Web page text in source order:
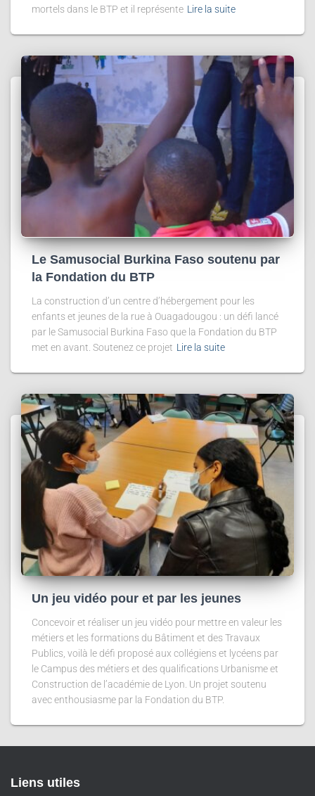
mortels dans le BTP et il représente Lire la suite
Le Samusocial Burkina Faso soutenu par
la Fondation du BTP
La construction d’un centre d’hébergement pour les
enfants et jeunes de la rue à Ouagadougou : un défi lancé
par le Samusocial Burkina Faso que la Fondation du BTP
met en avant. Soutenez ce projet Lire la suite
Un jeu vidéo pour et par les jeunes
Concevoir et réaliser un jeu vidéo pour mettre en valeur les
métiers et les formations du Bâtiment et des Travaux
Publics, voilà le défi proposé aux collégiens et lycéens par
le Campus des métiers et des qualifications Urbanisme et
Construction de l’académie de Lyon. Un projet soutenu
avec enthousiasme par la Fondation du BTP.
Liens utiles